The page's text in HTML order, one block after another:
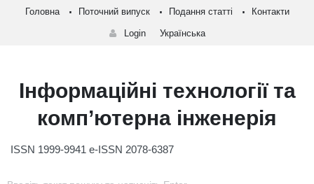
Головна Поточний випуск Подання статті Контакти
Login Українська
Інформаційні технології та
комп’ютерна інженерія
ISSN 1999-9941 e-ISSN 2078-6387